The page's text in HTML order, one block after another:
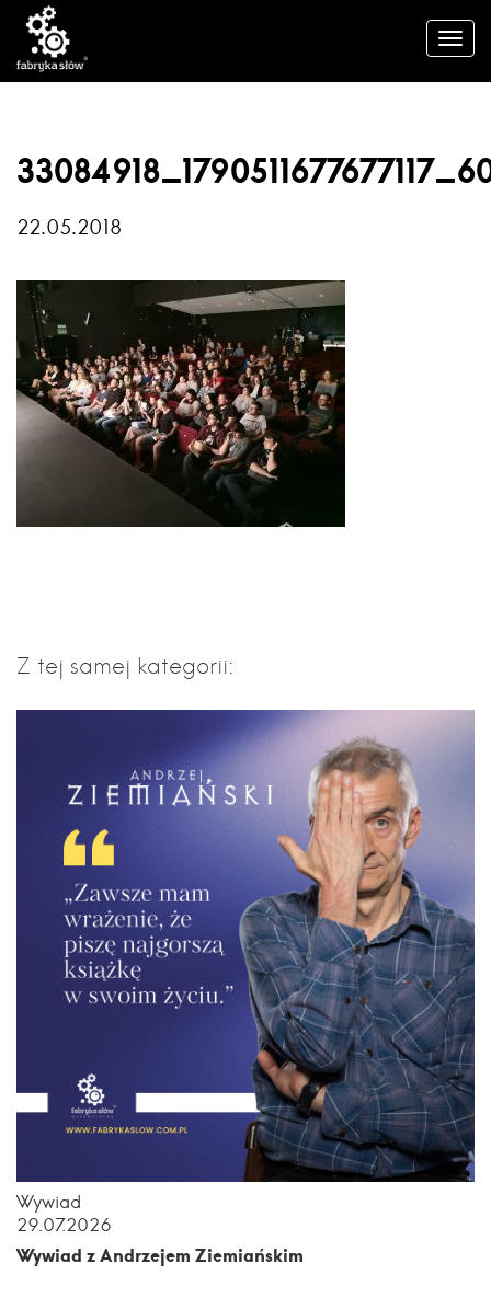
22.05.2018
Z tej samej kategorii:
Wywiad
29.07.2026
Wywiad z Andrzejem Ziemiańskim